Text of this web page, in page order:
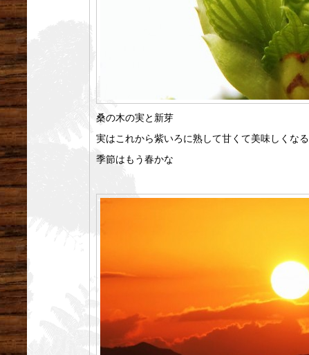
桑の木の実と新芽
実はこれから紫いろに熟して甘くて美味しくなる
季節はもう春かな